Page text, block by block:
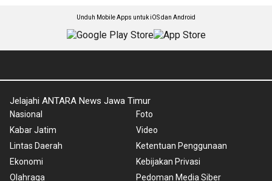
Unduh Mobile Apps untuk iOS dan Android
Jelajahi ANTARA News Jawa Timur
Nasional
Kabar Jatim
Lintas Daerah
Ekonomi
Olahraga
Foto
Video
Ketentuan Penggunaan
Kebijakan Privasi
Pedoman Media Siber